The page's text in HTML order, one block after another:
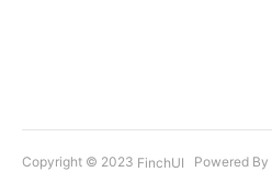
Copyright © 2023 FinchUI Powered By